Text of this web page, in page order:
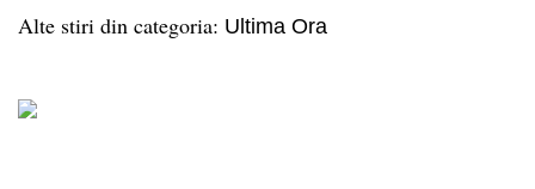
Alte stiri din categoria: Ultima Ora